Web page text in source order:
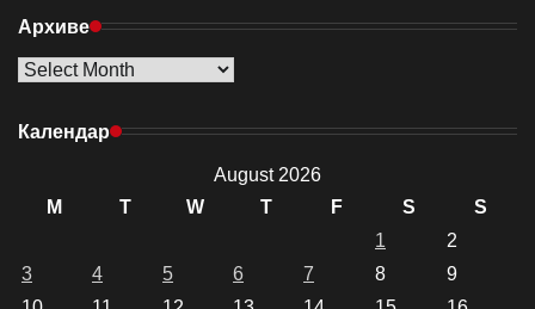
Архиве
Архиве
Календар
August 2026
M
T W T F S
S
1
2
3
4 5 6 7 8
9